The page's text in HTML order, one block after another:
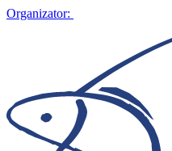
Organizator: